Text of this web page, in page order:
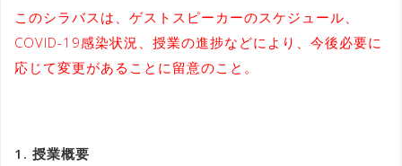
このシラバスは、ゲストスピーカーのスケジュール、
COVID-19感染状況、授業の進捗などにより、今後必要に
応じて変更があることに留意のこと。
1. 授業概要